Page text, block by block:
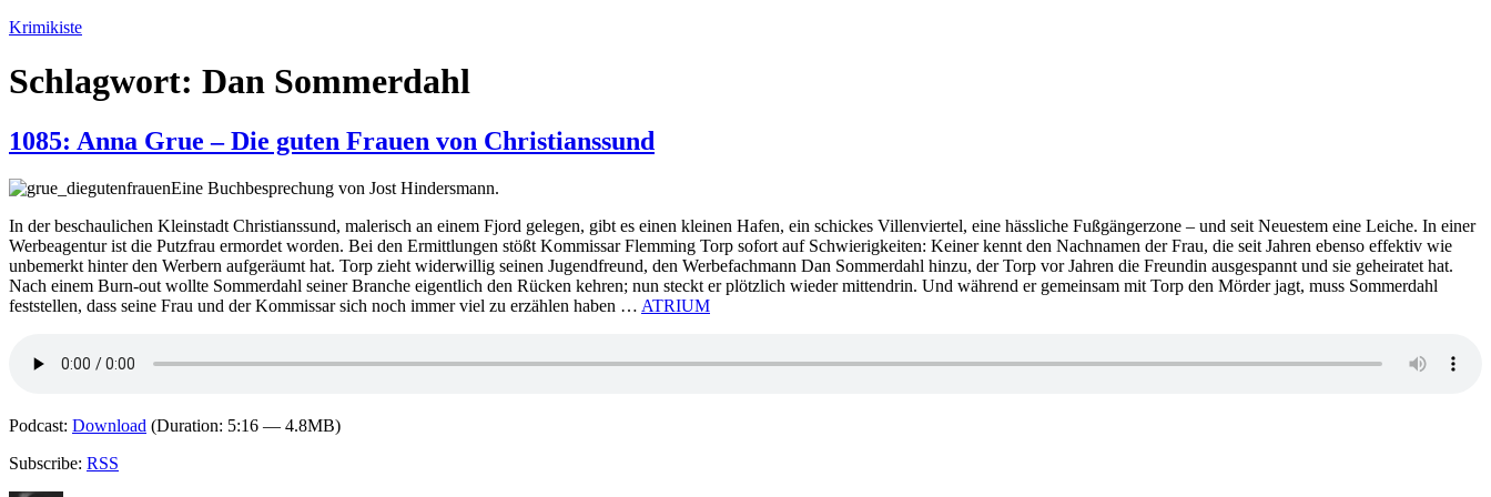
Zum
springen
Krimikiste
Schlagwort: Dan Sommerdahl
1085: Anna Grue – Die guten Frauen von Christianssund
Eine Buchbesprechung von Jost Hindersmann.
In der beschaulichen Kleinstadt Christianssund, malerisch an einem Fjord gelegen, gibt es einen kleinen Hafen, ein schickes Villenviertel, eine hässliche Fußgängerzone – und seit Neuestem eine Leiche. In einer
Werbeagentur ist die Putzfrau ermordet worden. Bei den Ermittlungen stößt Kommissar Flemming Torp sofort auf Schwierigkeiten: Keiner kennt den Nachnamen der Frau, die seit Jahren ebenso effektiv wie
unbemerkt hinter den Werbern aufgeräumt hat. Torp zieht widerwillig seinen Jugendfreund, den Werbefachmann Dan Sommerdahl hinzu, der Torp vor Jahren die Freundin ausgespannt und sie geheiratet hat.
Nach einem Burn-out wollte Sommerdahl seiner Branche eigentlich den Rücken kehren; nun steckt er plötzlich wieder mittendrin. Und während er gemeinsam mit Torp den Mörder jagt, muss Sommerdahl
feststellen, dass seine Frau und der Kommissar sich noch immer viel zu erzählen haben … ATRIUM
Podcast: Download (Duration: 5:16 — 4.8MB)
Subscribe: RSS